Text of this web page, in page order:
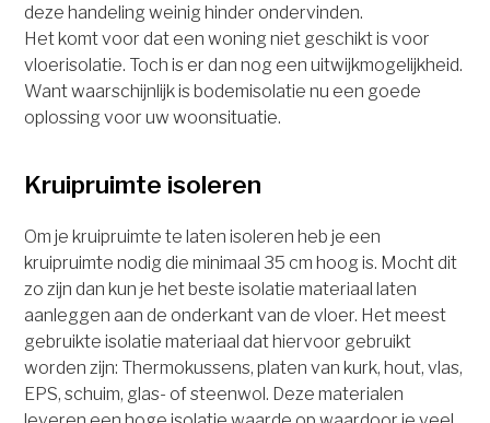
deze handeling weinig hinder ondervinden.
Het komt voor dat een woning niet geschikt is voor
vloerisolatie. Toch is er dan nog een uitwijkmogelijkheid.
Want waarschijnlijk is bodemisolatie nu een goede
oplossing voor uw woonsituatie.
Kruipruimte isoleren
Om je kruipruimte te laten isoleren heb je een
kruipruimte nodig die minimaal 35 cm hoog is. Mocht dit
zo zijn dan kun je het beste isolatie materiaal laten
aanleggen aan de onderkant van de vloer. Het meest
gebruikte isolatie materiaal dat hiervoor gebruikt
worden zijn: Thermokussens, platen van kurk, hout, vlas,
EPS, schuim, glas- of steenwol. Deze materialen